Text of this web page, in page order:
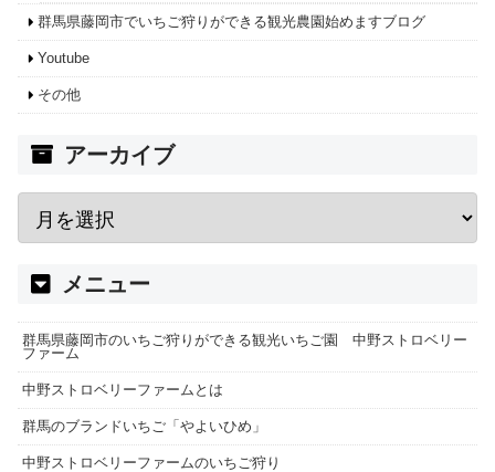
群馬県藤岡市でいちご狩りができる観光農園始めますブログ
Youtube
その他
アーカイブ
メニュー
群馬県藤岡市のいちご狩りができる観光いちご園 中野ストロベリー
ファーム
中野ストロベリーファームとは
群馬のブランドいちご「やよいひめ」
中野ストロベリーファームのいちご狩り